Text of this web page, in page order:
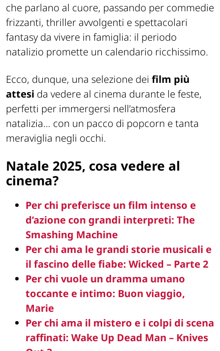
che parlano al cuore, passando per commedie
frizzanti, thriller avvolgenti e spettacolari
fantasy da vivere in famiglia: il periodo
natalizio promette un calendario ricchissimo.
Ecco, dunque, una selezione dei film più
attesi da vedere al cinema durante le feste,
perfetti per immergersi nell’atmosfera
natalizia… con un pacco di popcorn e tanta
meraviglia negli occhi.
Natale 2025, cosa vedere al
cinema?
Per chi preferisce un film intenso e
d’azione con grandi interpreti: The
Smashing Machine
Per chi ama le grandi storie musicali e
il fascino delle fiabe: Wicked – Parte 2
Per chi vuole un dramma umano
toccante e intimo: Buon viaggio,
Marie
Per chi ama il mistero e i colpi di scena
raffinati: Wake Up Dead Man – Knives